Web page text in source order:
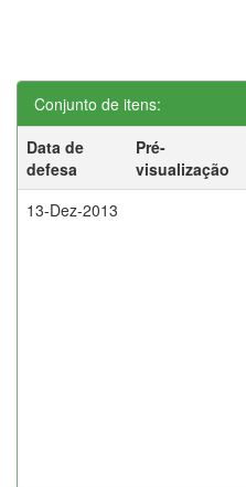
Conjunto de itens:
Data de
defesa
Pré-
visualização
13-Dez-2013